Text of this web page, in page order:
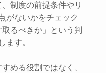
制度の前提条件やリ
がないかをチェック
るべきか」という判
ます。
める役割ではなく、